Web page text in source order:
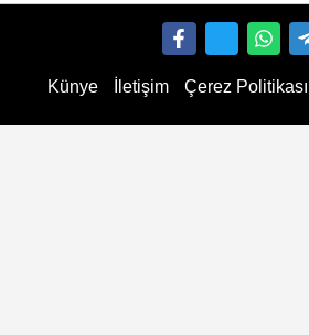
Künye İletişim Çerez Politikası